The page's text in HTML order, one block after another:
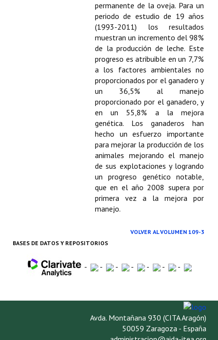
permanente de la oveja. Para un
periodo de estudio de 19 años
(1993-2011) los resultados
muestran un incremento del 98%
de la producción de leche. Este
progreso es atribuible en un 7,7%
a los factores ambientales no
proporcionados por el ganadero y
un 36,5% al manejo
proporcionado por el ganadero, y
en un 55,8% a la mejora
genética. Los ganaderos han
hecho un esfuerzo importante
para mejorar la producción de los
animales mejorando el manejo
de sus explotaciones y logrando
un progreso genético notable,
que en el año 2008 supera por
primera vez a la mejora por
manejo.
VOLVER AL VOLUMEN 109-3
BASES DE DATOS Y REPOSITORIOS
- - - - - - -
Avda. Montañana 930 (CITA Aragón)
50059 Zaragoza - España